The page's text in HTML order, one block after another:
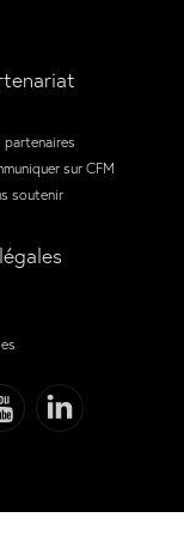
partenaires
sur CFM
soutenir